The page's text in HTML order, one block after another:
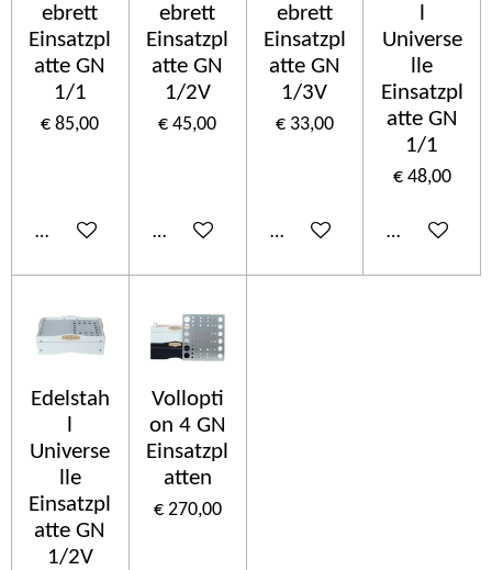
ebrett
Einsatzpl
atte GN
1/1
€ 85,00
In winkelwagen
ebrett
Einsatzpl
atte GN
1/2V
€ 45,00
In winkelwagen
ebrett
Einsatzpl
atte GN
1/3V
€ 33,00
In winkelwagen
Universe
lle
Einsatzpl
atte GN
1/1
€ 48,00
In
Edelstah
Universe
lle
Einsatzpl
atte GN
1/2V
Vollopti
on 4 GN
Einsatzpl
atten
€ 270,00